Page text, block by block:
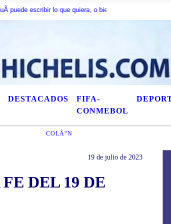
lo que quiera, o bien puede mostrar los
DESTACADOS
FIFA-
CONMEBOL
COLÃ“N
19 de julio de 2023
DEL 19 DE